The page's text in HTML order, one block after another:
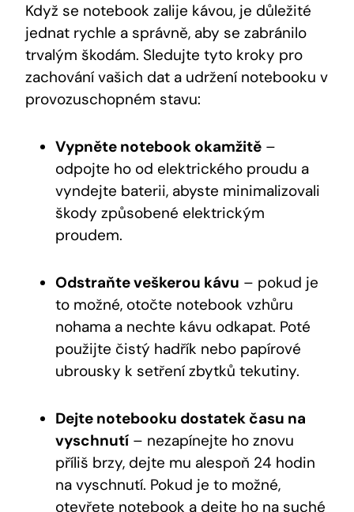
Když se notebook zalije kávou, je důležité
jednat rychle a správně, aby se zabránilo
trvalým škodám. Sledujte tyto kroky pro
zachování vašich dat a udržení notebooku v
provozuschopném stavu:
Vypněte notebook okamžitě –
odpojte ho od elektrického proudu a
vyndejte baterii, abyste minimalizovali
škody způsobené elektrickým
proudem.
Odstraňte veškerou kávu – pokud je
to možné, otočte notebook vzhůru
nohama a nechte kávu odkapat. Poté
použijte čistý hadřík nebo papírové
ubrousky k setření zbytků tekutiny.
Dejte notebooku dostatek času na
vyschnutí – nezapínejte ho znovu
příliš brzy, dejte mu alespoň 24 hodin
na vyschnutí. Pokud je to možné,
otevřete notebook a dejte ho na suché